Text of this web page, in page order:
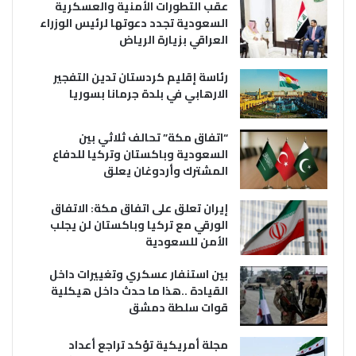
عقب التطورات الأمنية والعسكرية
السعودية تجدد دعوتها لرئيس الوزراء
العراقي بزيارة الرياض
رئاسة إقليم كردستان تدين التفجير
الارهابي في بلدة جرمانا بسوريا
“اتفاق مكة” تحالف ثلاثي بين
السعودية وباكستان وتركيا للدفاع
المشترك وأردوغان يعلق
إيران تعلق على اتفاق مكة: الاتفاق
الورقي مع تركيا وباكستان لن يجلب
الأمن للسعودية
بين استنفار عسكري وتغييرات داخل
القيادة ..هذا ما حدث داخل هيكلية
قوات سلطة دمشق
مجلة أمريكية تؤكد تراجع أعداد